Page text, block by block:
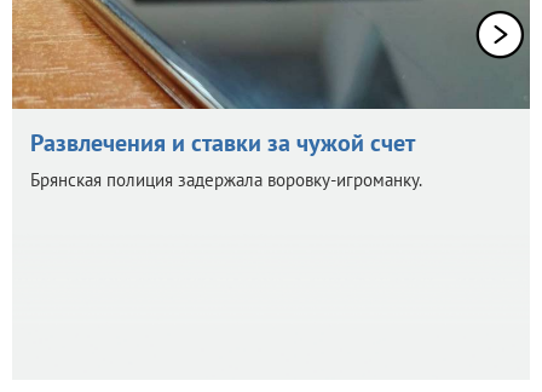
Развлечения и ставки за чужой счет
Брянская полиция задержала воровку-игроманку.